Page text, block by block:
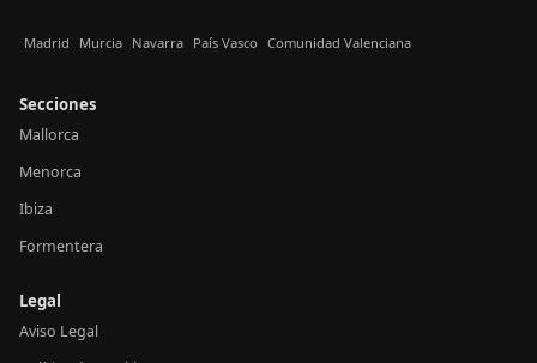
Madrid Murcia Navarra País Vasco Comunidad Valenciana
Secciones
Mallorca
Menorca
Ibiza
Formentera
Legal
Aviso Legal